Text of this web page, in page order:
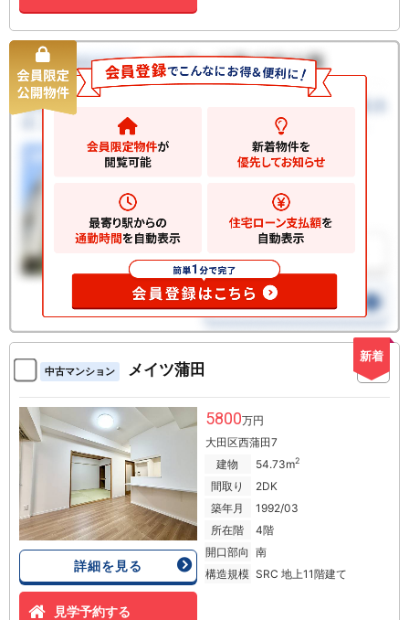
新着
中古マンション メイツ蒲田
詳細を見る
見学予約する
5800万円
大田区西蒲田7
建物
54.73m2
間取り
2DK
築年月
1992/03
所在階
4階
開口部向 南
構造規模 SRC 地上11階建て